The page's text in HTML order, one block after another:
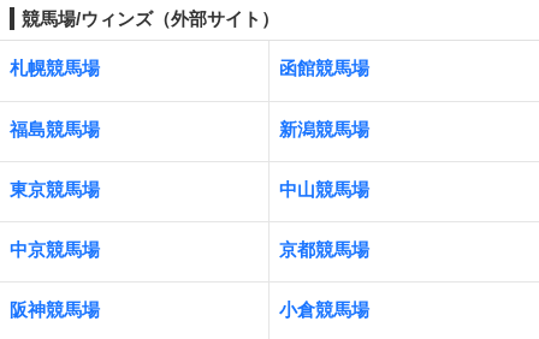
競馬場/ウィンズ（外部サイト）
札幌競馬場 函館競馬場
福島競馬場 新潟競馬場
東京競馬場 中山競馬場
中京競馬場 京都競馬場
阪神競馬場 小倉競馬場